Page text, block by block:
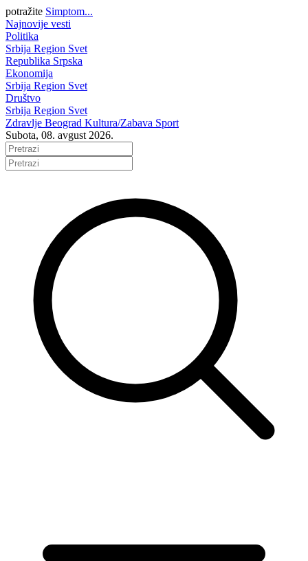
potražite Simptom...
Najnovije vesti
Politika
Srbija Region Svet
Republika Srpska
Ekonomija
Srbija Region Svet
Društvo
Srbija Region Svet
Zdravlje Beograd Kultura/Zabava Sport
Subota, 08. avgust 2026.